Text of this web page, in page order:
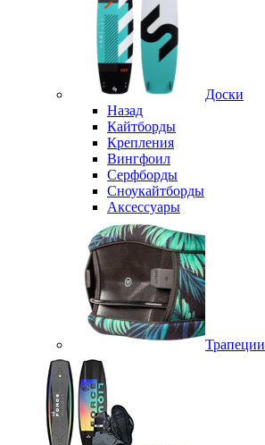
Доски
Назад
Кайтборды
Крепления
Вингфоил
Серфборды
Сноукайтборды
Аксессуары
Трапеции